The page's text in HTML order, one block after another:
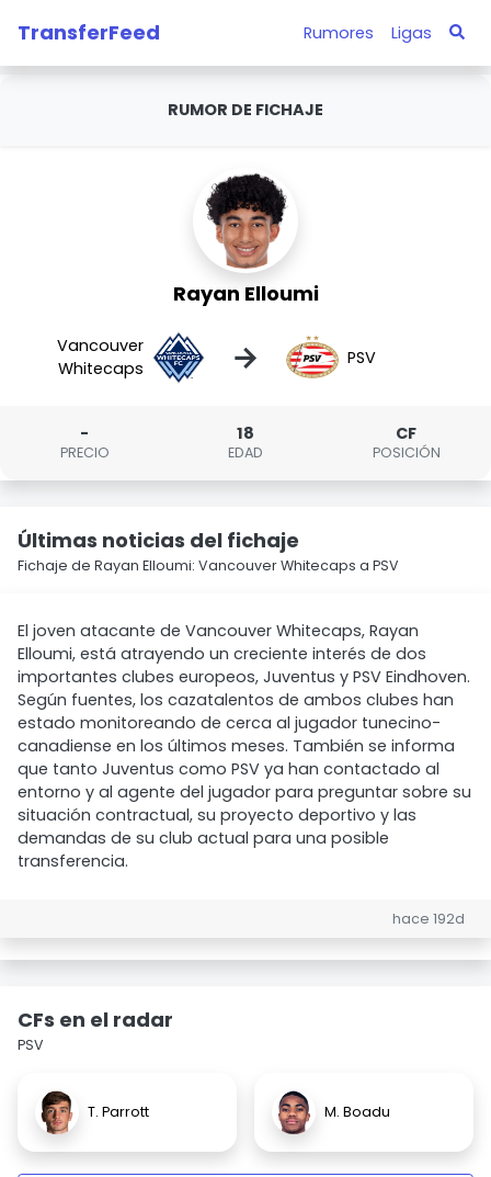
TransferFeed Rumores Ligas
RUMOR DE FICHAJE
Rayan Elloumi
Vancouver
Whitecaps
→ PSV
-
PRECIO
18
EDAD
CF
POSICIÓN
Últimas noticias del fichaje
Fichaje de Rayan Elloumi: Vancouver Whitecaps a PSV
El joven atacante de Vancouver Whitecaps, Rayan
Elloumi, está atrayendo un creciente interés de dos
importantes clubes europeos, Juventus y PSV Eindhoven.
Según fuentes, los cazatalentos de ambos clubes han
estado monitoreando de cerca al jugador tunecino-
canadiense en los últimos meses. También se informa
que tanto Juventus como PSV ya han contactado al
entorno y al agente del jugador para preguntar sobre su
situación contractual, su proyecto deportivo y las
demandas de su club actual para una posible
transferencia.
hace 192d
CFs en el radar
PSV
T. Parrott M. Boadu